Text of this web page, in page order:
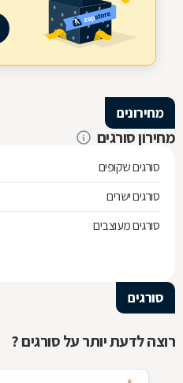
מחירונים
מחירון סורגים
סורגים שקופים
סורגים ישרים
סורגים מעוצבים
סורגים
רוצה לדעת יותר על סורגים ?